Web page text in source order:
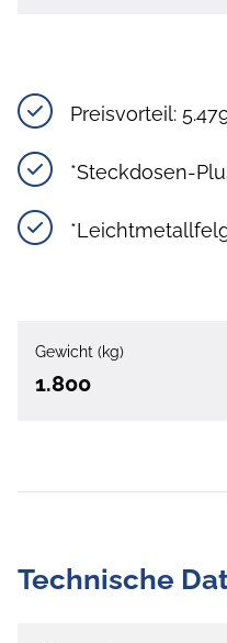
Preisvorteil:
*Steckdosen-
Gewicht (kg)
1.800
Technische